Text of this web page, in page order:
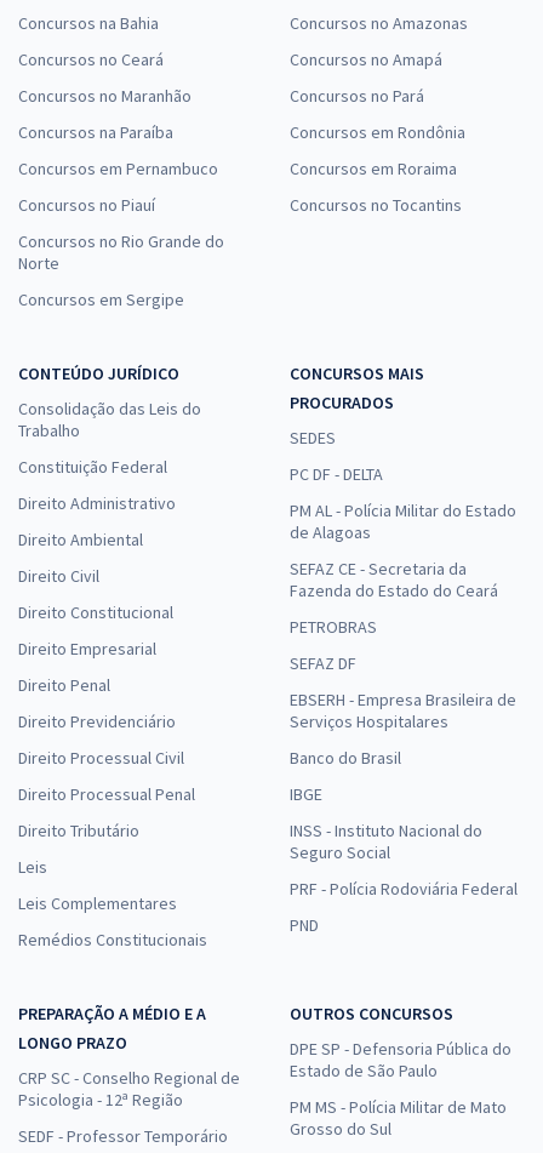
Concursos na Bahia
Concursos no Ceará
Concursos no Maranhão
Concursos na Paraíba
Concursos em Pernambuco
Concursos no Piauí
Concursos no Rio Grande do
Norte
Concursos em Sergipe
Concursos no Amazonas
Concursos no Amapá
Concursos no Pará
Concursos em Rondônia
Concursos em Roraima
Concursos no Tocantins
CONTEÚDO JURÍDICO
Consolidação das Leis do
Trabalho
Constituição Federal
Direito Administrativo
Direito Ambiental
Direito Civil
Direito Constitucional
Direito Empresarial
Direito Penal
Direito Previdenciário
Direito Processual Civil
Direito Processual Penal
Direito Tributário
Leis
Leis Complementares
Remédios Constitucionais
CONCURSOS MAIS
PROCURADOS
SEDES
PC DF - DELTA
PM AL - Polícia Militar do Estado
de Alagoas
SEFAZ CE - Secretaria da
Fazenda do Estado do Ceará
PETROBRAS
SEFAZ DF
EBSERH - Empresa Brasileira de
Serviços Hospitalares
Banco do Brasil
IBGE
INSS - Instituto Nacional do
Seguro Social
PRF - Polícia Rodoviária Federal
PND
PREPARAÇÃO A MÉDIO E A
LONGO PRAZO
CRP SC - Conselho Regional de
Psicologia - 12ª Região
SEDF - Professor Temporário
OUTROS CONCURSOS
DPE SP - Defensoria Pública do
Estado de São Paulo
PM MS - Polícia Militar de Mato
Grosso do Sul